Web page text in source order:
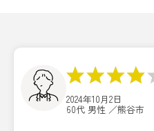
2024年10月2日
60代 男性 ／熊谷市